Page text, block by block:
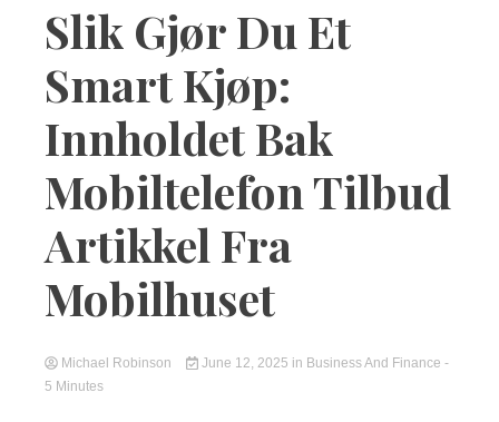
Slik Gjør Du Et
Smart Kjøp:
Innholdet Bak
Mobiltelefon Tilbud
Artikkel Fra
Mobilhuset
Michael Robinson June 12, 2025 in Business And Finance -
5 Minutes